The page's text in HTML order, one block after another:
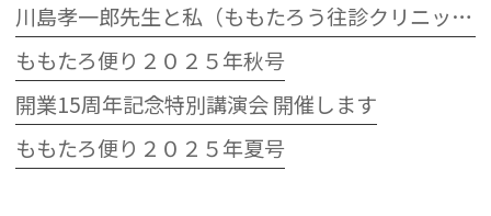
川島孝一郎先生と私（ももたろう往診クリニック開院15周年記念特別講演会）
ももたろ便り２０２５年秋号
開業15周年記念特別講演会 開催します
ももたろ便り２０２５年夏号